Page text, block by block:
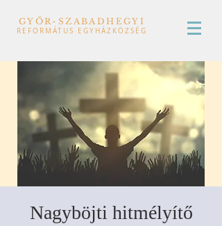
GYŐR-SZABADHEGYI
REFORMÁTUS EGYHÁZKÖZSÉG
Nagyböjti hitmélyítő